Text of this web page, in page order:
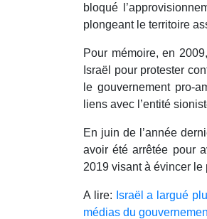
bloqué
plongeant le territoire
Pour mémoire, en
Israël pour protester
le gouvernement pro-
liens avec l’entité
En juin de l’année
avoir été arrêtée pour
2019 visant à évincer
A lire: Israël a largué
médias du